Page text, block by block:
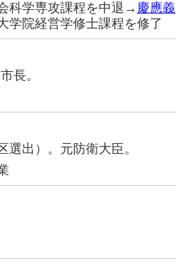
科学専攻課程を中退→ 慶應義
学院経営学修士課程を修了
長。
出）。元防衛大臣。